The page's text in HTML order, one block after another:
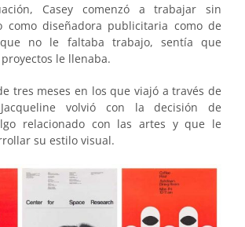
Casey comenzó a trabajar sin
como diseñadora publicitaria como de
no le faltaba trabajo, sentía que
le llenaba.
tres meses en los que viajó a través de
volvió con la decisión de
relacionado con las artes y que le
su estilo visual.